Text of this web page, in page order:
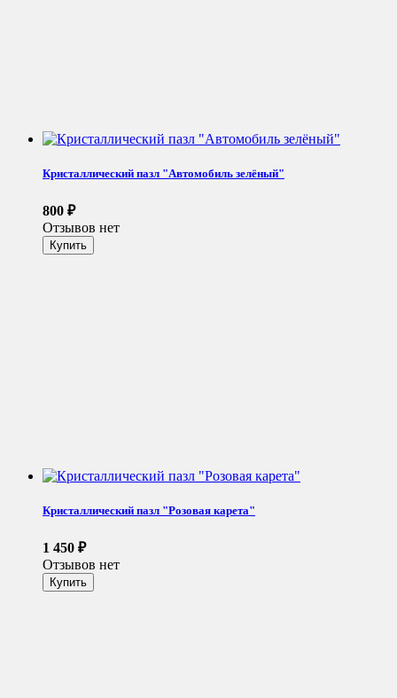
Кристаллический пазл "Автомобиль зелёный"
800 ₽
Отзывов нет
Кристаллический пазл "Розовая карета"
1 450 ₽
Отзывов нет